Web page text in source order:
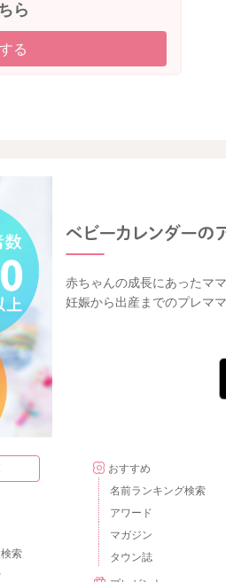
ら
る
赤ちゃんの成長にあったマ
妊娠から出産までのプレマ
索
おすすめ
名前ランキング検索
アワード
マガジン
タウン誌